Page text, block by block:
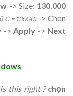
-> Size: 130,000
C = 130GB)-> Chọn
-> Apply -> Next
this right ? chọn